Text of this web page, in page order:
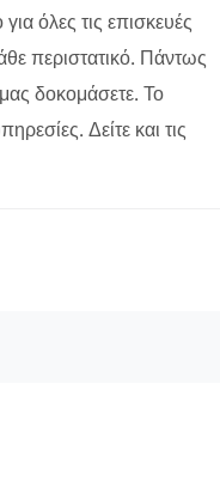
όλες τις επισκευές
περιστατικό. Πάντως
δοκομάσετε. Το
Δείτε και τις